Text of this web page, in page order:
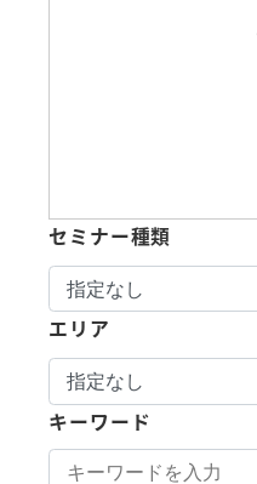
セミナー種類
エリア
キーワード